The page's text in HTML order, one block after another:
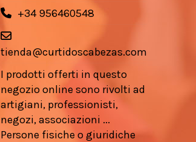
+34 956460548
tienda@curtidoscabezas.com
I prodotti offerti in questo
negozio online sono rivolti ad
artigiani, professionisti,
negozi, associazioni ...
Persone fisiche o giuridiche